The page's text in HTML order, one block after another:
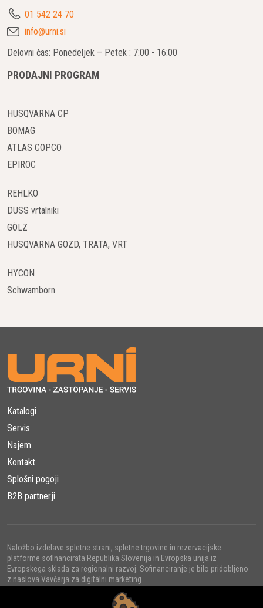
01 542 24 70
info@urni.si
Delovni čas: Ponedeljek – Petek : 7:00 - 16:00
PRODAJNI PROGRAM
HUSQVARNA CP
BOMAG
ATLAS COPCO
EPIROC
REHLKO
DUSS vrtalniki
GÖLZ
HUSQVARNA GOZD, TRATA, VRT
HYCON
Schwamborn
Katalogi
Servis
Najem
Kontakt
Splošni pogoji
B2B partnerji
Naložbo izdelave spletne strani, spletne trgovine in rezervacijske
platforme sofinancirata Republika Slovenija in Evropska unija iz
Evropskega sklada za regionalni razvoj. Sofinanciranje je bilo pridobljeno
z naslova Vavčerja za digitalni marketing.